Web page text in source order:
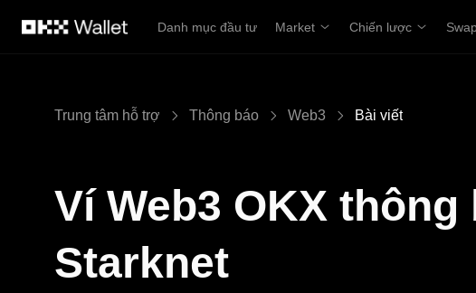
Danh mục đầu tư
Market Chiến lược
Trung tâm hỗ trợ Thông báo Web3 Bài viết
Ví Web3 OKX
Starknet